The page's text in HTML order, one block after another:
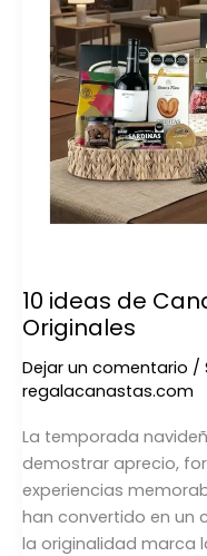
10 ideas de
Originales
Dejar un comentario /
regalacanastas.com
La temporada
demostrar aprecio,
experiencias
han convertido en un
la originalidad marca